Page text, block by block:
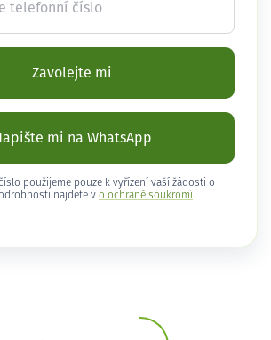
telefonní číslo
Zavolejte mi
mi na WhatsApp
použijeme pouze k vyřízení vaší žádosti o
najdete v o ochraně soukromí .